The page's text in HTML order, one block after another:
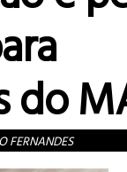
do
FERNANDES